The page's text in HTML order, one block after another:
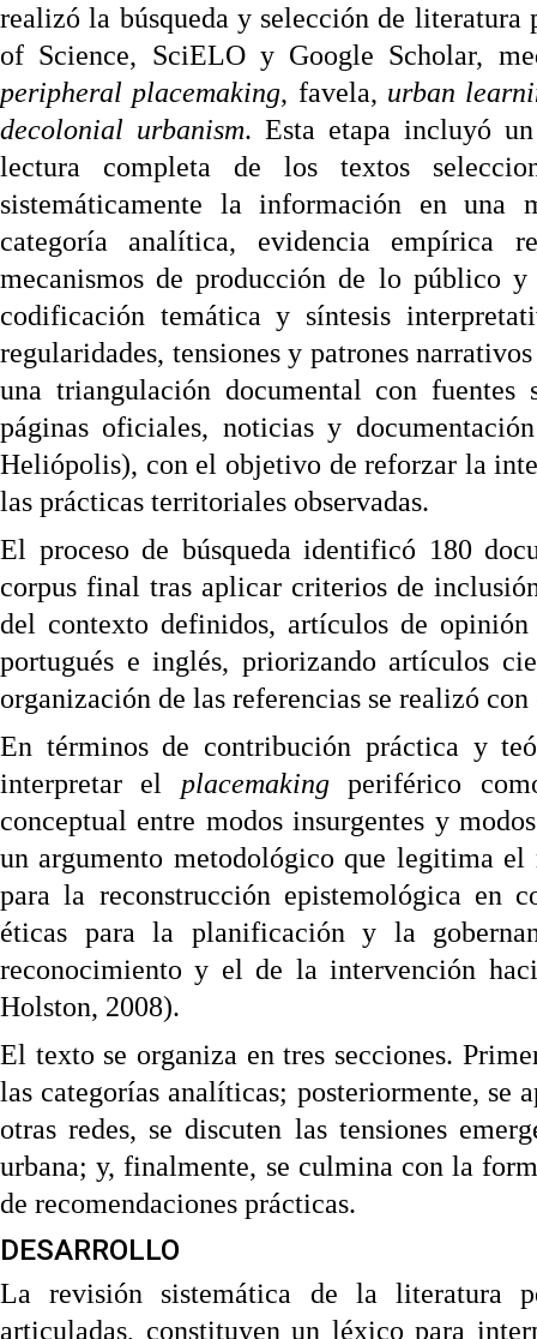
realizó la búsqueda y selección de literatura
of Science, SciELO y Google Scholar,
peripheral placemaking, favela, urban
decolonial urbanism. Esta etapa incluyó
lectura completa de los textos
sistemáticamente la información en una
categoría analítica, evidencia empírica
mecanismos de producción de lo público
codificación temática y síntesis
regularidades, tensiones y patrones
una triangulación documental con fuentes
páginas oficiales, noticias y
Heliópolis), con el objetivo de reforzar la
las prácticas territoriales observadas.
El proceso de búsqueda identificó 180
corpus final tras aplicar criterios de
del contexto definidos, artículos de
portugués e inglés, priorizando artículos
organización de las referencias se realizó
En términos de contribución práctica y
interpretar el placemakingperiférico
conceptual entre modos insurgentes y
un argumento metodológico que legitima
para la reconstrucción epistemológica en
éticas para la planificación y la
reconocimiento y el de la intervención
Holston, 2008).
El texto se organiza en tres secciones.
las categorías analíticas; posteriormente, se
otras redes, se discuten las tensiones
urbana; y, finalmente, se culmina con la
de recomendaciones prácticas.
DESARROLLO
La revisión sistemática de la literatura
articuladas, constituyen un léxico para